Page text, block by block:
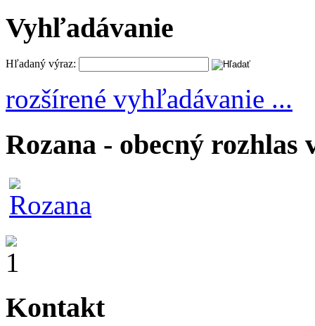
Vyhľadávanie
Hľadaný výraz:
rozšírené vyhľadávanie ...
Rozana - obecný rozhlas
Kontakt